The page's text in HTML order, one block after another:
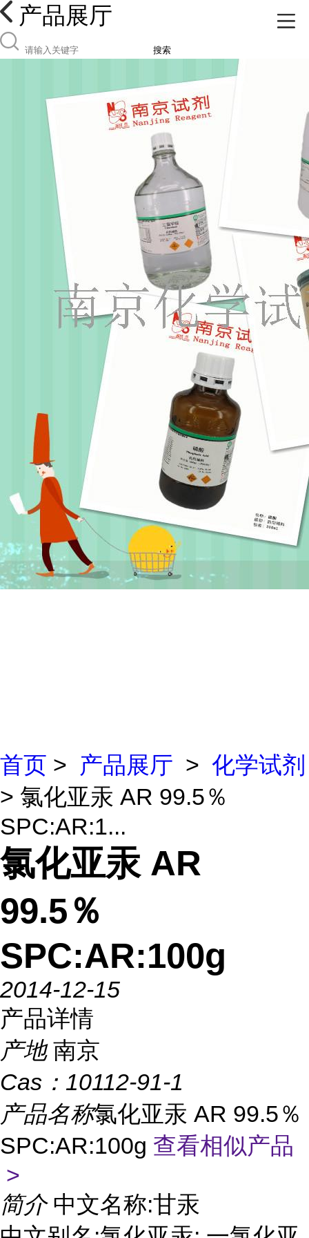
产品展厅
搜索
首页 > 产品展厅 > 化学试剂
> 氯化亚汞 AR 99.5％
SPC:AR:1...
氯化亚汞 AR
99.5％
SPC:AR:100g
2014-12-15
产品详情
产地 南京
Cas： 10112-91-1
产品名称氯化亚汞 AR 99.5％
SPC:AR:100g 查看相似产品
>
简介 中文名称:甘汞